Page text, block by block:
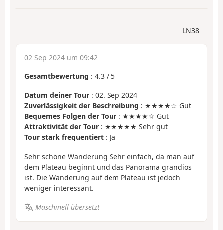
LN38
02 Sep 2024 um 09:42
Gesamtbewertung : 4.3 / 5
Datum deiner Tour : 02. Sep 2024
Zuverlässigkeit der Beschreibung : ★★★★☆ Gut
Bequemes Folgen der Tour : ★★★★☆ Gut
Attraktivität der Tour : ★★★★★ Sehr gut
Tour stark frequentiert : Ja
Sehr schöne Wanderung Sehr einfach, da man auf
dem Plateau beginnt und das Panorama grandios
ist. Die Wanderung auf dem Plateau ist jedoch
weniger interessant.
Maschinell übersetzt